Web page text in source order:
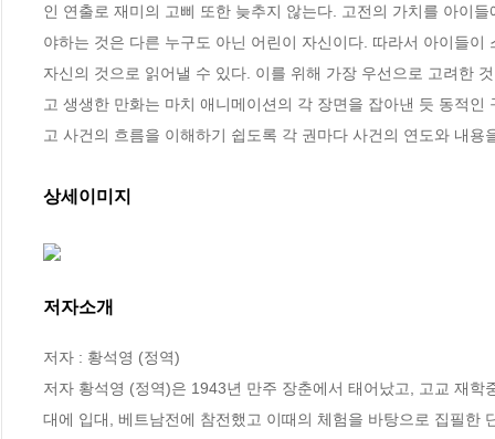
인 연출로 재미의 고삐 또한 늦추지 않는다. 고전의 가치를 아이
야하는 것은 다른 누구도 아닌 어린이 자신이다. 따라서 아이들
자신의 것으로 읽어낼 수 있다. 이를 위해 가장 우선으로 고려한
고 생생한 만화는 마치 애니메이션의 각 장면을 잡아낸 듯 동적
고 사건의 흐름을 이해하기 쉽도록 각 권마다 사건의 연도와 내
상세이미지
저자소개
저자 : 황석영 (정역)
저자 황석영 (정역)은 1943년 만주 장춘에서 태어났고, 고교 재
대에 입대, 베트남전에 참전했고 이때의 체험을 바탕으로 집필한